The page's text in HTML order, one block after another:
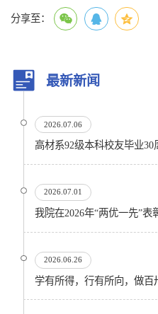
分享至：
最新新闻
2026.07.06
高材系92级本科校友毕业
2026.07.01
我院在2026年“两优一先”表
2026.06.26